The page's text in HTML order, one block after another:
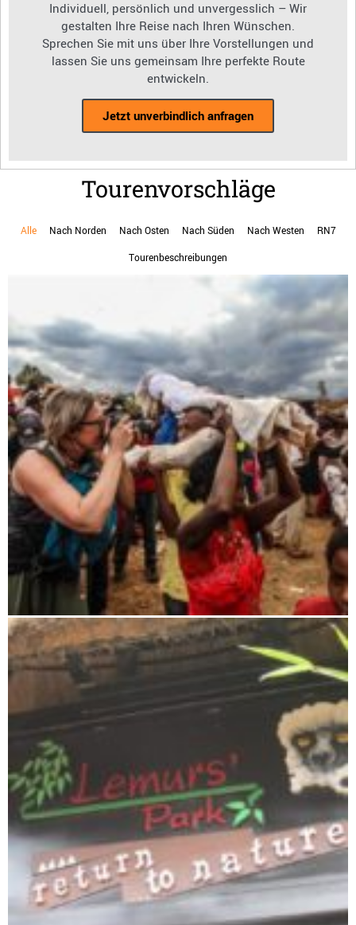
Individuell, persönlich und unvergesslich – Wir
gestalten Ihre Reise nach Ihren Wünschen.
Sprechen Sie mit uns über Ihre Vorstellungen und
lassen Sie uns gemeinsam Ihre perfekte Route
entwickeln.
Jetzt unverbindlich anfragen
Tourenvorschläge
Alle Nach Norden Nach Osten Nach Süden Nach Westen RN7
Tourenbeschreibungen
Wunschreise nach Madagaskar